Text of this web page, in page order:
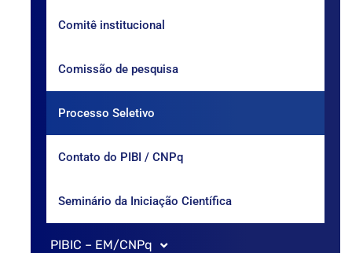
Comitê institucional
Comissão de pesquisa
Processo Seletivo
Contato do PIBI / CNPq
Seminário da Iniciação Científica
PIBIC – EM/CNPq